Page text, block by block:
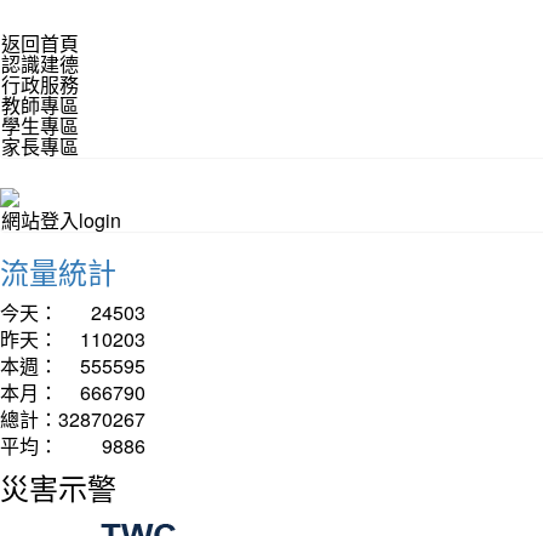
返回首頁
認識建德
行政服務
教師專區
學生專區
家長專區
網站登入login
流量統計
今天：
24503
昨天：
110203
本週：
555595
本月：
666790
總計： 32870267
平均：
9886
災害示警